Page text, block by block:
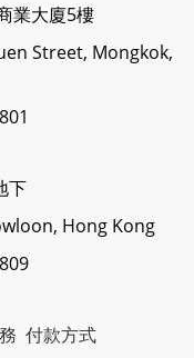
業大廈5樓
Street, Mongkok,
下
Hong Kong
付款方式